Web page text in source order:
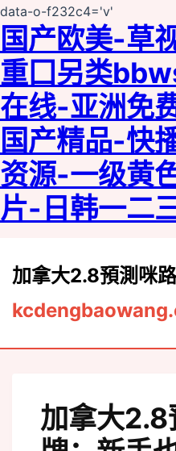
data-o-f232c4='v'
国产欧美-草
重囗另类
在线-亚洲免
国产精品-快
资源-一级黄
片-日韩一二
加拿大2.8預測咪
加拿大2.8